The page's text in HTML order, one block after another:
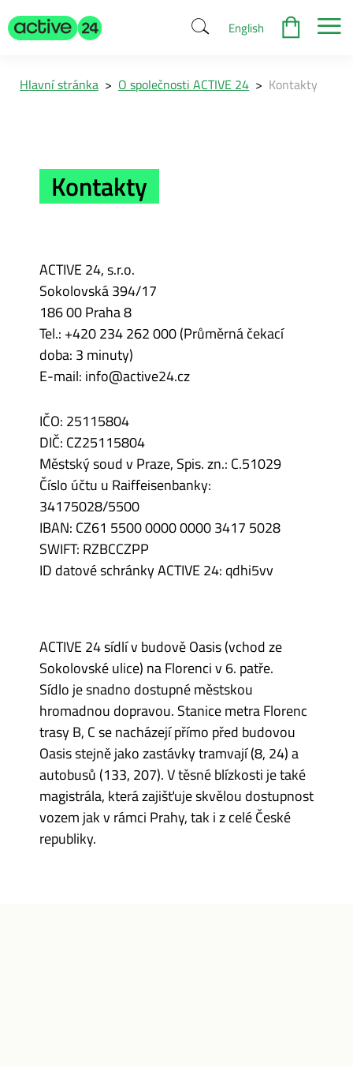
English
Hlavní stránka > O společnosti ACTIVE 24 > Kontakty
Kontakty
ACTIVE 24, s.r.o.
Sokolovská 394/17
186 00 Praha 8
Tel.: +420 234 262 000 (Průměrná čekací
doba: 3 minuty)
E-mail: info@active24.cz
IČO: 25115804
DIČ: CZ25115804
Městský soud v Praze, Spis. zn.: C.51029
Číslo účtu u Raiffeisenbanky:
34175028/5500
IBAN: CZ61 5500 0000 0000 3417 5028
SWIFT: RZBCCZPP
ID datové schránky ACTIVE 24: qdhi5vv
ACTIVE 24 sídlí v budově Oasis (vchod ze
Sokolovské ulice) na Florenci v 6. patře.
Sídlo je snadno dostupné městskou
hromadnou dopravou. Stanice metra Florenc
trasy B, C se nacházejí přímo před budovou
Oasis stejně jako zastávky tramvají (8, 24) a
autobusů (133, 207). V těsné blízkosti je také
magistrála, která zajišťuje skvělou dostupnost
vozem jak v rámci Prahy, tak i z celé České
republiky.